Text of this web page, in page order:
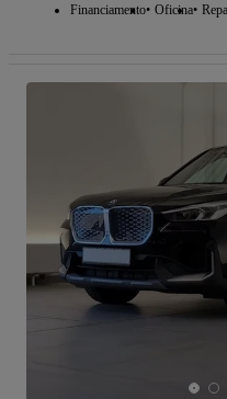
Financiamento Oficina